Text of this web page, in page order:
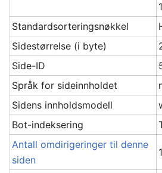
Standardsorteringsnøkkel
Sidestørrelse (i byte)
Side-ID
Språk for sideinnholdet
Sidens innholdsmodell
Bot-indeksering
Antall omdirigeringer til denne
siden
1